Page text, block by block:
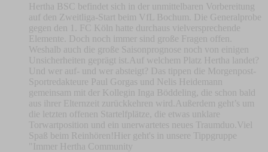
Hertha BSC befindet sich in der unmittelbaren Vorbereitung
auf den Zweitliga-Start beim VfL Bochum. Die Generalprobe
gegen den 1. FC Köln hatte durchaus vielversprechende
Elemente. Doch noch immer sind große Fragen offen.
Weshalb auch die große Saisonprognose noch von einigen
Unsicherheiten geprägt ist.Auf welchem Platz Hertha landet?
Und wer auf- und wer absteigt? Das tippen die Morgenpost-
Sportredakteure Paul Gorgas und Nelis Heidemann
gemeinsam mit der Kollegin Inga Böddeling, die schon bald
aus ihrer Elternzeit zurückkehren wird.Außerdem geht’s um
die letzten offenen Startelfplätze, die etwas unklare
Torwartposition und ein unerwartetes neues Traumduo.Viel
Spaß beim Reinhören!Hier geht's in unsere Tippgruppe
"Immer Hertha Community